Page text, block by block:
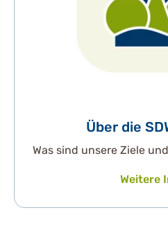
Über die
Was sind unsere Ziele
Weitere